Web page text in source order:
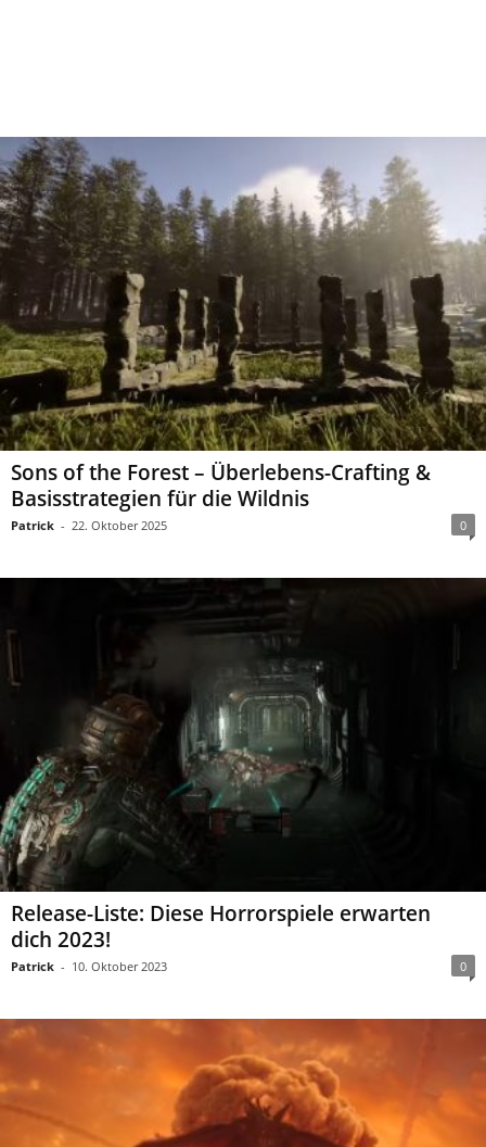
Sons of the Forest – Überlebens-Crafting &
Basisstrategien für die Wildnis
Patrick - 22. Oktober 2025 0
Release-Liste: Diese Horrorspiele erwarten
dich 2023!
Patrick - 10. Oktober 2023 0